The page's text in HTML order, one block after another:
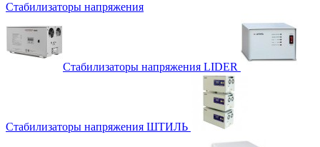
Стабилизаторы напряжения
Стабилизаторы напряжения LIDER
Стабилизаторы напряжения ШТИЛЬ